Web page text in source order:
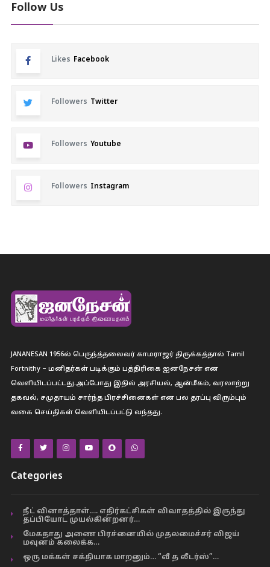
Follow Us
Likes Facebook
Followers Twitter
Followers Youtube
Followers Instagram
JANANESAN 1956ல் பெருந்த்தலைவர் காமராஜர் திருக்கத்தால் Tamil
Fortnithy – மனிதர்கள் படிக்கும் பத்திரிகை ஐனநேசன் என
வெளியிடப்பட்டது.அப்போது இதில் அரசியல், ஆன்மீகம், வரலாற்று
தகவல், சமுதாயம் சார்ந்த பிரச்சினைகள் என பல தரப்பு விரும்பும்
வகை செய்திகள் வெளியிடப்பட்டு வந்தது.
Categories
நீட் வினாத்தாள்…. எதிர்கட்சிகள் விவாதத்தில் இருந்து
தப்பியோட முயல்கின்றனர்…
மேகதாது அணை பிரச்னையில் முதலமைச்சர் விஜய்
மவுனம் கலைக்க…
ஒரு மக்கள் சக்தியாக மாறனும்… “வீ த லீடர்ஸ்”…